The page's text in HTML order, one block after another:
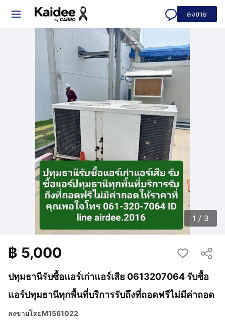
ลงขาย
1 / 3
ปทุมธานีรับซื้อแอร์เก่าแอร์เสีย 0613207064 รับซื้อ
แอร์ปทุมธานีทุกพื้นที่บริการรับถึงที่ถอดฟรีไม่มีค่าถอด
฿ 5,000
ลงขายโดยM1561022